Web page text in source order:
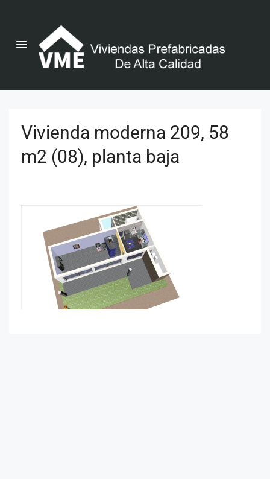
Vivienda moderna 209, 58
m2 (08), planta baja